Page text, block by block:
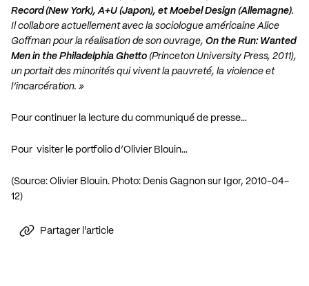
Record (New York), A+U (Japon), et Moebel Design (Allemagne).
Il collabore actuellement avec la sociologue américaine Alice
Goffman pour la réalisation de son ouvrage, On the Run: Wanted
Men in the Philadelphia Ghetto (Princeton University Press, 2011),
un portait des minorités qui vivent la pauvreté, la violence et
l’incarcération. »
Pour continuer la lecture du communiqué de presse…
Pour visiter le portfolio d’Olivier Blouin…
(Source: Olivier Blouin. Photo: Denis Gagnon sur Igor, 2010-04-
12)
Partager l'article